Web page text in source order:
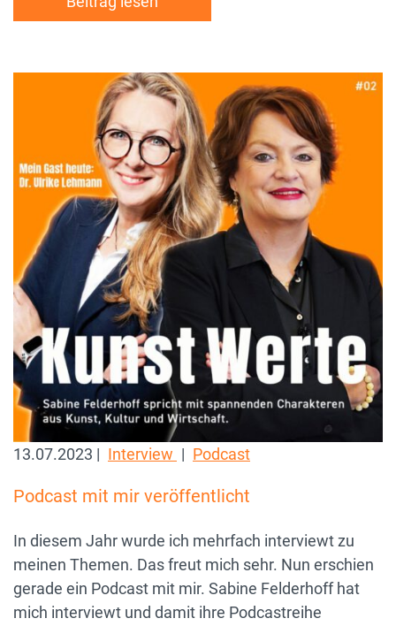
13.07.2023 | Interview | Podcast
Podcast mit mir veröffentlicht
In diesem Jahr wurde ich mehrfach interviewt zu
meinen Themen. Das freut mich sehr. Nun erschien
gerade ein Podcast mit mir. Sabine Felderhoff hat
mich interviewt und damit ihre Podcastreihe